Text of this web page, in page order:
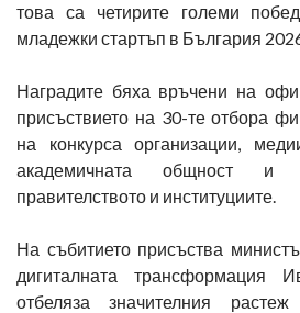
това са четирите големи
младежки стартъп в България
Наградите бяха връчени на
присъствието на 30-те отбора
на конкурса организации,
академичната общност и
правителството и институциите.
На събитието присъства
дигиталната трансформация
отбеляза значителния